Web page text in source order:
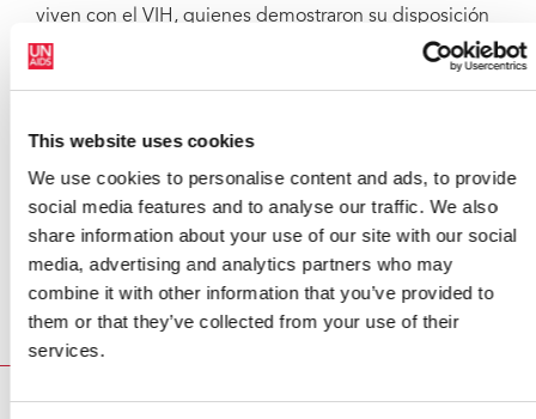
This website uses cookies
We use cookies to personalise content and ads, to provide
social media features and to analyse our traffic. We also
share information about your use of our site with our social
media, advertising and analytics partners who may
combine it with other information that you’ve provided to
them or that they’ve collected from your use of their
services.
viven con el VIH, quienes demostraron su disposición
a debatir sobre sexualidad, aceptar la responsabilidad
de proteger su propia salud y ayudar a garantizar un
zambianos.
"La visita a Zambia fue una oportunidad excelente
para que una delegación de la JCP viera los retos
concretos de una grave epidemia en África y
observara el impacto positivo del trabajo de ONUSIDA
para reunir a todas las partes interesadas en apoyo de
una respuesta eficaz que tenga una repercusión real,"
concluyó la Sra. Beagle.